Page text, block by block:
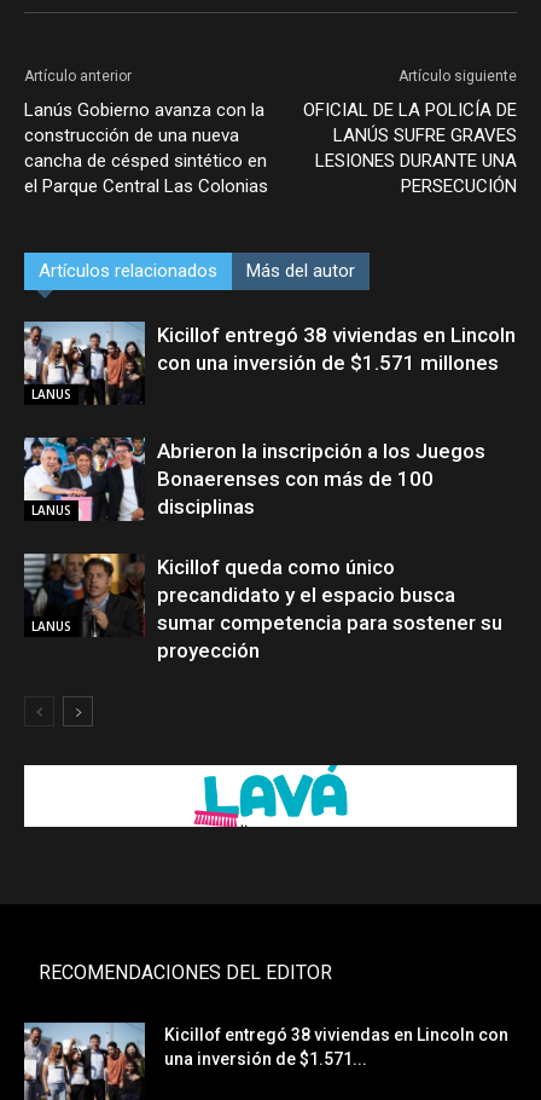
Artículo anterior
Lanús Gobierno avanza con la
construcción de una nueva
cancha de césped sintético en
el Parque Central Las Colonias
Artículo siguiente
OFICIAL DE LA POLICÍA DE
LANÚS SUFRE GRAVES
LESIONES DURANTE UNA
PERSECUCIÓN
Artículos relacionados Más del autor
LANUS
Kicillof entregó 38 viviendas en Lincoln
con una inversión de $1.571 millones
LANUS
Abrieron la inscripción a los Juegos
Bonaerenses con más de 100
disciplinas
LANUS
Kicillof queda como único
precandidato y el espacio busca
sumar competencia para sostener su
proyección
RECOMENDACIONES DEL EDITOR
Kicillof entregó 38 viviendas en Lincoln con
una inversión de $1.571...